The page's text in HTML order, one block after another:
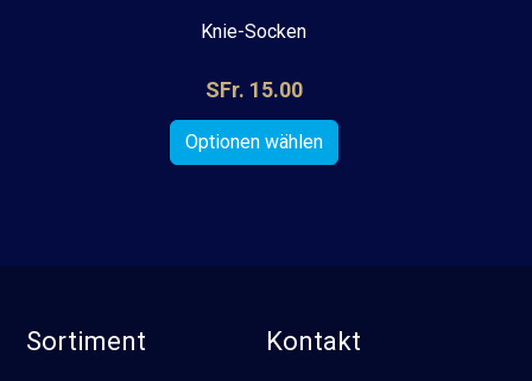
Knie-Socken
SFr. 15.00
Sortiment Kontakt